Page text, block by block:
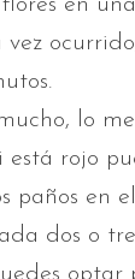
en
vez
lo
está rojo
paños en
dos o